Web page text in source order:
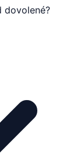
dovolené?